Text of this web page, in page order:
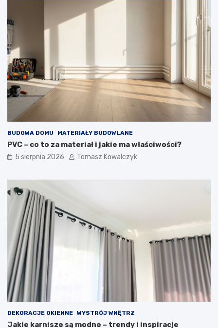
BUDOWA DOMU MATERIAŁY BUDOWLANE
PVC – co to za materiał i jakie ma właściwości?
5 sierpnia 2026 Tomasz Kowalczyk
DEKORACJE OKIENNE WYSTRÓJ WNĘTRZ
Jakie karnisze są modne – trendy i inspiracje